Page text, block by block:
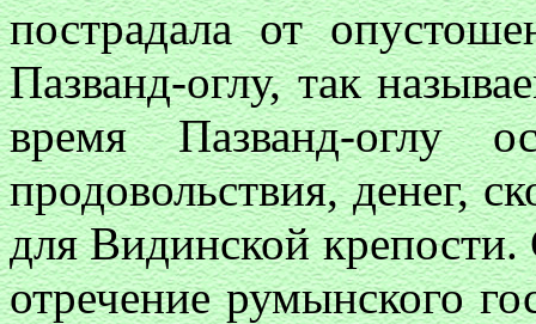
пострадала от
Пазванд-оглу, так
время Пазванд-оглу
продовольствия, денег,
для Видинской
отречение румынского